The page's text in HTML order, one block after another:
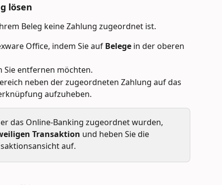
lösen
Beleg keine Zahlung zugeordnet ist.
Office, indem Sie auf Belege in der oberen
Sie entfernen möchten.
neben der zugeordneten Zahlung auf das
aufzuheben.
das Online-Banking zugeordnet wurden,
Transaktion und heben Sie die
auf.